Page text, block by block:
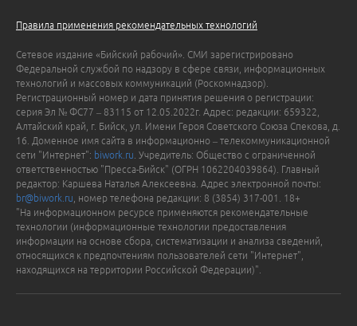
Правила применения рекомендательных технологий
Сетевое издание «Бийский рабочий». СМИ зарегистрировано
Федеральной службой по надзору в сфере связи, информационных
технологий и массовых коммуникаций (Роскомнадзор).
Регистрационный номер и дата принятия решения о регистрации:
серия Эл № ФС77 – 83115 от 12.05.2022г. Адрес: редакции: 659322,
Алтайский край, г. Бийск, ул. Имени Героя Советского Союза Спекова, д.
16. Доменное имя сайта в информационно – телекоммуникационной
сети "Интернет": biwork.ru . Учредитель: Общество с ограниченной
ответственностью "Пресса-Бийск" (ОГРН 1062204039864). Главный
редактор: Каршева Наталья Алексеевна. Адрес электронной почты:
br@biwork.ru , номер телефона редакции: 8 (3854) 317-001. 18+
"На информационном ресурсе применяются рекомендательные
технологии (информационные технологии предоставления
информации на основе сбора, систематизации и анализа сведений,
относящихся к предпочтениям пользователей сети "Интернет",
находящихся на территории Российской Федерации)".